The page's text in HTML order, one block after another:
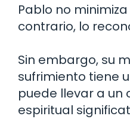
Pablo no
contrario, lo
Sin embargo, su
sufrimiento tiene
puede llevar a un
espiritual